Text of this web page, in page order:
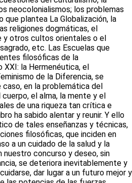
neocolonialismos; los problemas
plantea La Globalización, la
religiones dogmáticas, el
otros cultos orientales o el
etc. Las Escuelas que
filosóficas de la
XXI: la Hermenéutica, el
de la Diferencia, se
en la problemática del
el alma, la mente y el
de una riqueza tan crítica e
ha sabido alentar y reunir. Y ello
de tales enseñanzas y técnicas,
filosóficas, que inciden en
a un cuidado de la salud y la
nuestro concurso y deseo, sin
se deteriora inevitablemente y
dar lugar a un futuro mejor y